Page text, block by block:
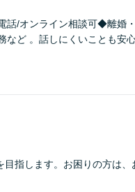
/オンライン相談可◆離婚
など 。話しにくいことも安
目指します。お困りの方は、